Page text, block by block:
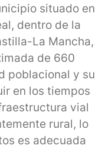
situado en
dentro de la
La Mancha,
de 660
poblacional y su
en los tiempos
vial
rural, lo
es adecuada